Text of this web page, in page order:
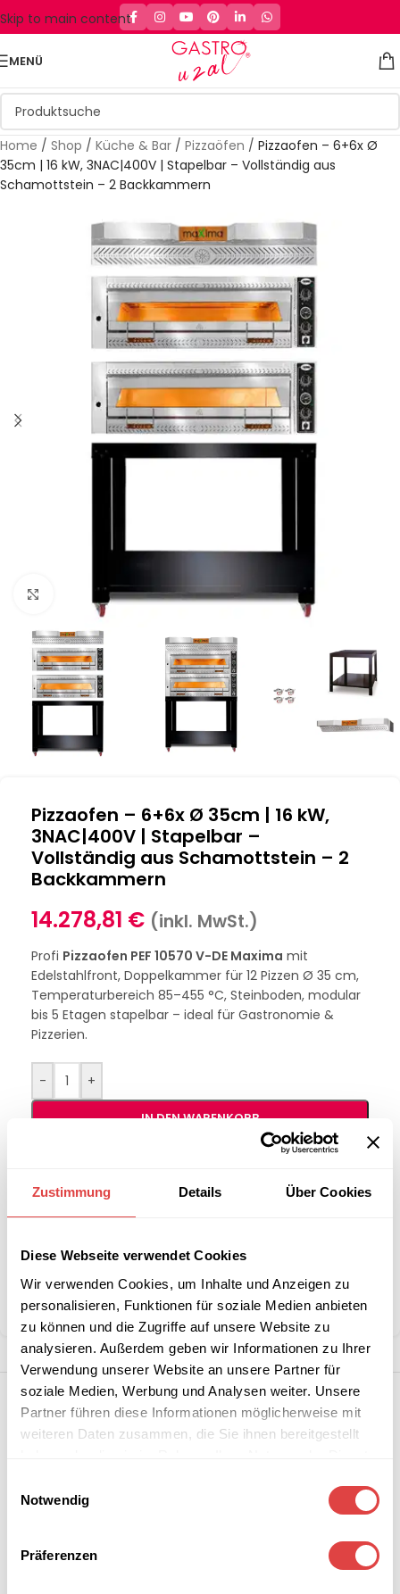
Zustimmung Details Über Cookies
Diese Webseite verwendet Cookies
Wir verwenden Cookies, um Inhalte und Anzeigen zu
personalisieren, Funktionen für soziale Medien anbieten
zu können und die Zugriffe auf unsere Website zu
analysieren. Außerdem geben wir Informationen zu Ihrer
Verwendung unserer Website an unsere Partner für
soziale Medien, Werbung und Analysen weiter. Unsere
Partner führen diese Informationen möglicherweise mit
weiteren Daten zusammen, die Sie ihnen bereitgestellt
Notwendig
Präferenzen
Skip to main content
MENÜ
Home / Shop / Küche & Bar / Pizzaöfen / Pizzaofen – 6+6x Ø
35cm | 16 kW, 3NAC|400V | Stapelbar – Vollständig aus
Schamottstein – 2 Backkammern
Klick zum Vergrößern
Pizzaofen – 6+6x Ø 35cm | 16 kW,
3NAC|400V | Stapelbar –
Vollständig aus Schamottstein – 2
Backkammern
14.278,81 € (inkl. MwSt.)
Profi Pizzaofen PEF 10570 V-DE Maxima mit
Edelstahlfront, Doppelkammer für 12 Pizzen Ø 35 cm,
Temperaturbereich 85–455 °C, Steinboden, modular
bis 5 Etagen stapelbar – ideal für Gastronomie &
Pizzerien.
- +
IN DEN WARENKORB
größeren
Stückzahlen?
B2B-Angebot
anfordern
Kategorie: Pizzaöfen
Teilen: